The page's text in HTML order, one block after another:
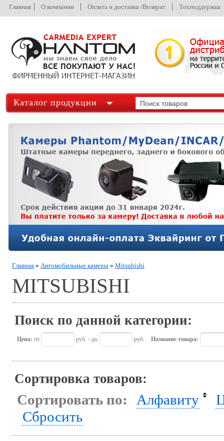
Главная О компании Оплата и доставка /Возврат Техподдержка
Каталог продукции
Главная » Автомобильные камеры » Mitsubishi
MITSUBISHI
Поиск по данной категории:
Цена: от руб. - до руб. Название товара:
Сортировка товаров:
Сортировать по: Алфавиту
Сбросить